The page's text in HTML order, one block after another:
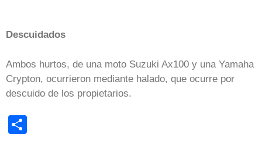
Descuidados
Ambos hurtos, de una moto Suzuki Ax100 y una Yamaha
Crypton, ocurrieron mediante halado, que ocurre por
descuido de los propietarios.